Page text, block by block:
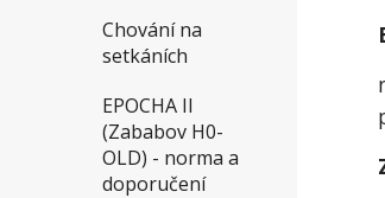
Chování na
setkáních
EPOCHA II
(Zababov H0-
OLD) - norma a
doporučení